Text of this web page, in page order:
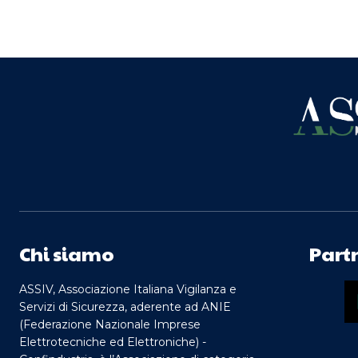
Chi siamo
ASSIV, Associazione Italiana Vigilanza e
Servizi di Sicurezza, aderente ad ANIE
(Federazione Nazionale Imprese
Elettrotecniche ed Elettroniche) -